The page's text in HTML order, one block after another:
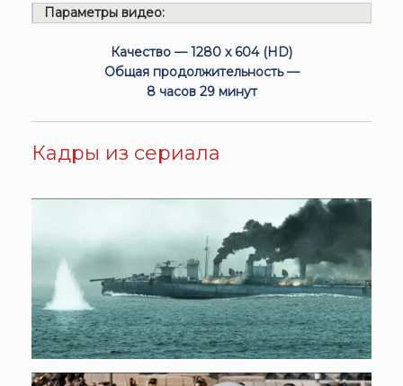
Параметры видео:
Качество — 1280 x 604 (HD)
Общая продолжительность —
8 часов 29 минут
Кадры из сериала